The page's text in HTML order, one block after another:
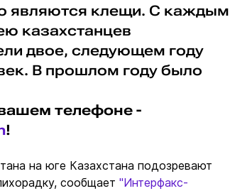
являются клещи. С каждым
казахстанцев
двое, следующем году
В прошлом году было
телефоне -
!
на юге Казахстана подозревают
сообщает "Интерфакс-